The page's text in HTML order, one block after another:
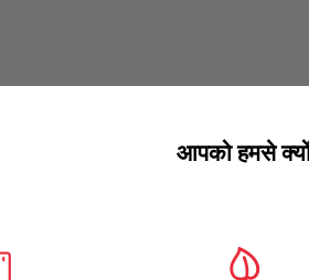
आपको हमसे